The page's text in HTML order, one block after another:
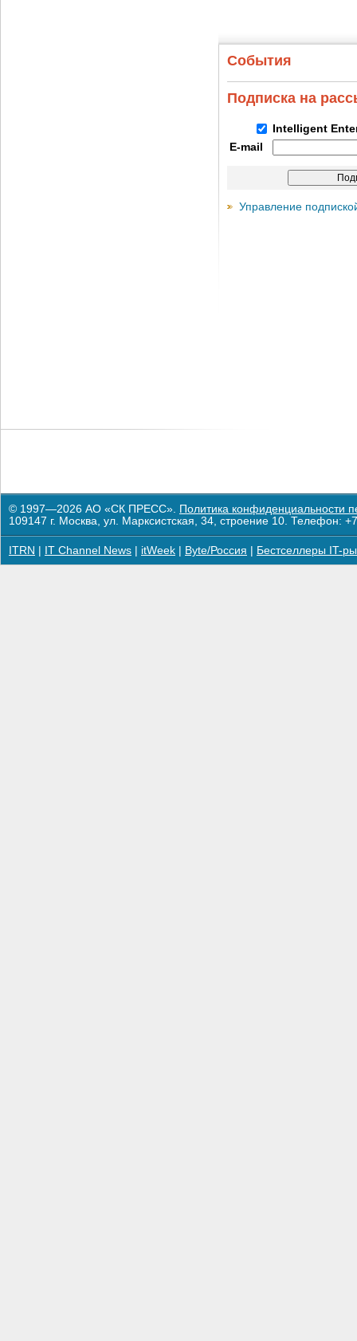
События
Подписка на
Intelligent
E-mail
Управление
© 1997—2026 АО «СК ПРЕСС». Политика конфиденциальности
109147 г. Москва, ул. Марксистская, 34, строение 10. Телефон:
ITRN IT Channel News itWeek Byte/Россия Бестселлеры IT-